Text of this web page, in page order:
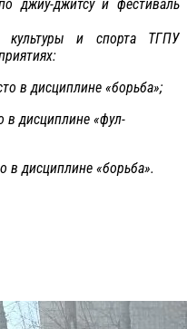
джиу-джитсу и фестиваль
культуры и спорта ТГПУ
в дисциплине «борьба»;
в дисциплине «фул-
в дисциплине «борьба».